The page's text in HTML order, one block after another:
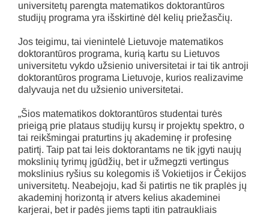
universitetų parengta matematikos doktorantūros
studijų programa yra išskirtinė dėl kelių priežasčių.
Jos teigimu, tai vienintelė Lietuvoje matematikos
doktorantūros programa, kurią kartu su Lietuvos
universitetu vykdo užsienio universitetai ir tai tik antroji
doktorantūros programa Lietuvoje, kurios realizavime
dalyvauja net du užsienio universitetai.
„Šios matematikos doktorantūros studentai turės
prieigą prie plataus studijų kursų ir projektų spektro, o
tai reikšmingai praturtins jų akademinę ir profesinę
patirtį. Taip pat tai leis doktorantams ne tik įgyti naujų
mokslinių tyrimų įgūdžių, bet ir užmegzti vertingus
mokslinius ryšius su kolegomis iš Vokietijos ir Čekijos
universitetų. Neabejoju, kad ši patirtis ne tik praplės jų
akademinį horizontą ir atvers kelius akademinei
karjerai, bet ir padės jiems tapti itin patraukliais